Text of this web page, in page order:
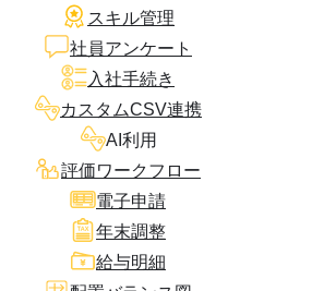
スキル管理
社員アンケート
入社手続き
カスタムCSV連携
AI利用
評価ワークフロー
電子申請
年末調整
給与明細